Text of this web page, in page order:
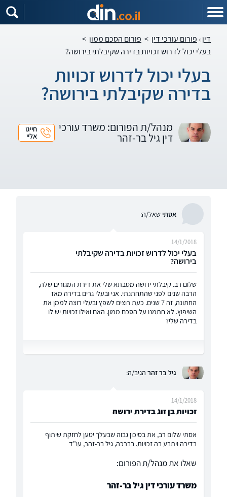
דין פורום עורכי דין > פורום הסכם ממון >
בעלי יכול לדרוש זכויות בדירה שקיבלתי בירושה?
בעלי יכול לדרוש זכויות
בדירה שקיבלתי בירושה?
מנהל/ת הפורום: משרד עורכי
דין גיל בר-זהר
חייגו
אליי
אסתישאל/ה:
בעלי יכול לדרוש זכויות בדירה שקיבלתי
בירושה?
14/1/2018
שלום רב. קיבלתי ירושה מסבתא שלי את דירת המגורים שלה,
הרבה שנים לפני שהתחתנתי. אני ובעלי גרים בדירה מאז
החתונה, זה 7 שנים. כעת רוצים לשפץ ובעלי רוצה לממן את
השיפוץ. לא חתמנו על הסכם ממון. האם ואילו זכויות יש לו
בדירה שלי?
גיל בר זהר הגיב/ה:
זכויות בן זוג בדירת ירושה
14/1/2018
אסתי שלום רב, את בסיכון גבוה שבעלך יטען לחזקת שיתוף
בדירה ויתבע בה זכויות. בברכה, גיל בר-זהר, עו"ד
שאלו את מנהל/ת הפורום:
משרד עורכי דין גיל בר-זהר